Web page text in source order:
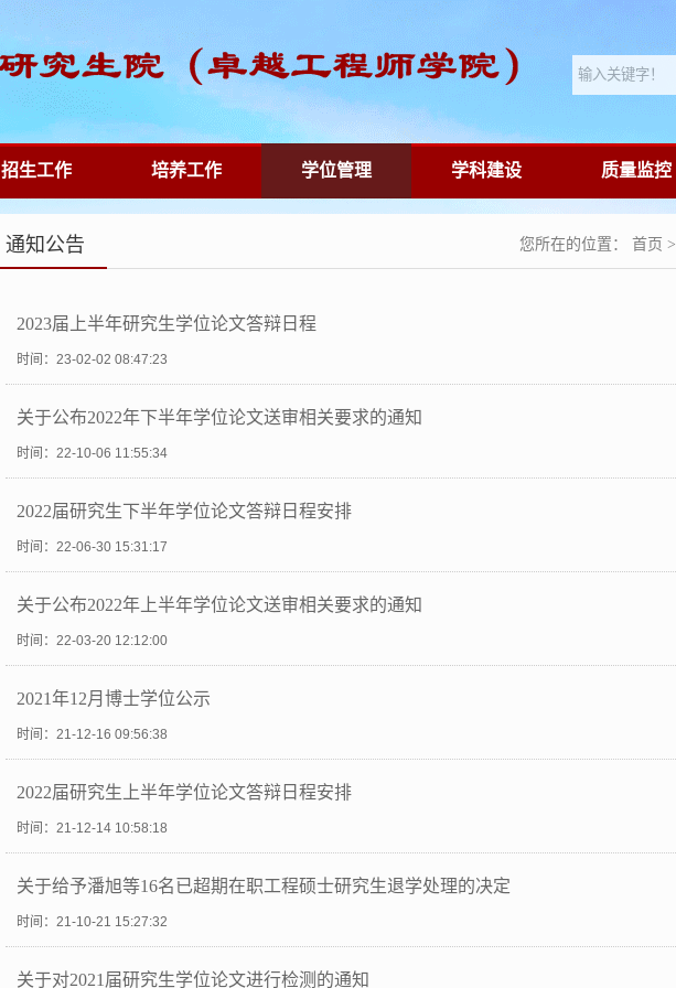
招生工作 培养工作 学位管理 学科建设 质量监控
您所在的位置： 首页 >
通知公告
2023届上半年研究生学位论文答辩日程
时间：23-02-02 08:47:23
关于公布2022年下半年学位论文送审相关要求的通知
时间：22-10-06 11:55:34
2022届研究生下半年学位论文答辩日程安排
时间：22-06-30 15:31:17
关于公布2022年上半年学位论文送审相关要求的通知
时间：22-03-20 12:12:00
2021年12月博士学位公示
时间：21-12-16 09:56:38
2022届研究生上半年学位论文答辩日程安排
时间：21-12-14 10:58:18
关于给予潘旭等16名已超期在职工程硕士研究生退学处理的决定
时间：21-10-21 15:27:32
关于对2021届研究生学位论文进行检测的通知